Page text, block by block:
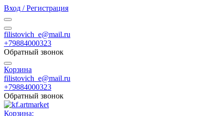
Вход / Регистрация
filistovich_e@mail.ru
+79884000323
Обратный звонок
Корзина
filistovich_e@mail.ru
+79884000323
Обратный звонок
Корзина: